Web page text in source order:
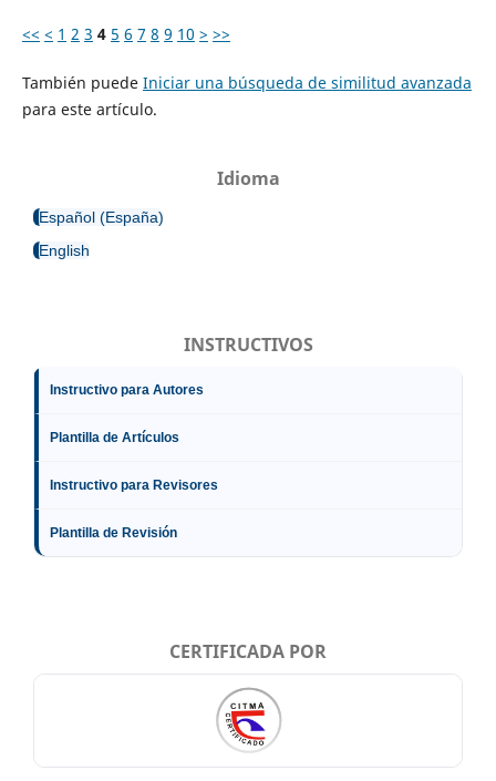
<< < 1 2 3 4 5 6 7 8 9 10 > >>
También puede Iniciar una búsqueda de similitud avanzada
para este artículo.
Idioma
Español (España)
English
INSTRUCTIVOS
Instructivo para Autores
Plantilla de Artículos
Instructivo para Revisores
Plantilla de Revisión
CERTIFICADA POR